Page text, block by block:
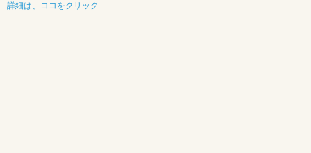
詳細は、ココをクリック